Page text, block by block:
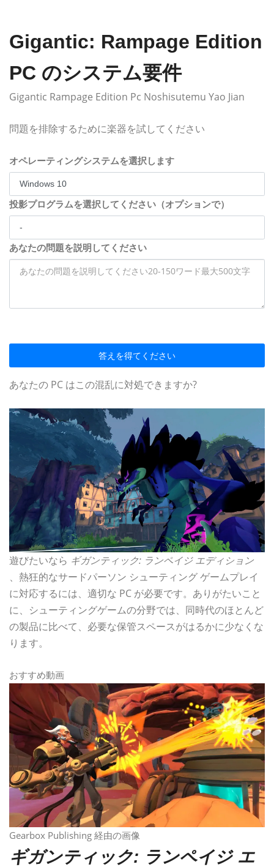
Gigantic: Rampage Edition
PC のシステム要件
Gigantic Rampage Edition Pc Noshisutemu Yao Jian
問題を排除するために楽器を試してください
オペレーティングシステムを選択します
投影プログラムを選択してください（オプションで）
あなたの問題を説明してください
答えを得てください
あなたの PC はこの混乱に対処できますか?
遊びたいなら ギガンティック: ランペイジ エディション
、熱狂的なサードパーソン シューティング ゲームプレイ
に対応するには、適切な PC が必要です。ありがたいこと
に、シューティングゲームの分野では、同時代のほとんど
の製品に比べて、必要な保管スペースがはるかに少なくな
ります。
おすすめ動画
Gearbox Publishing 経由の画像
ギガンティック: ランペイジ エ